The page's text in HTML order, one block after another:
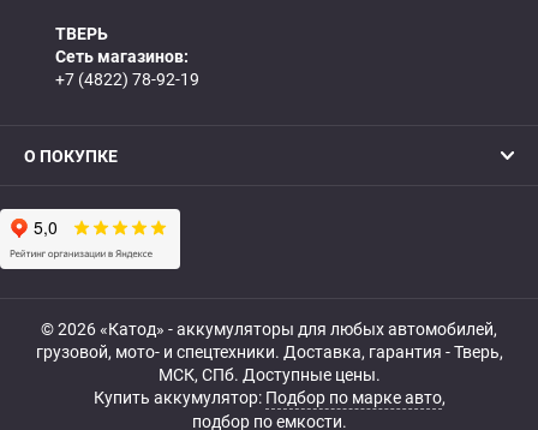
ТВЕРЬ
Сеть магазинов:
+7 (4822) 78-92-19
О ПОКУПКЕ
© 2026 «Катод» - аккумуляторы для любых автомобилей,
грузовой, мото- и спецтехники. Доставка, гарантия - Тверь,
МСК, СПб. Доступные цены.
Купить аккумулятор: Подбор по марке авто,
подбор по емкости.